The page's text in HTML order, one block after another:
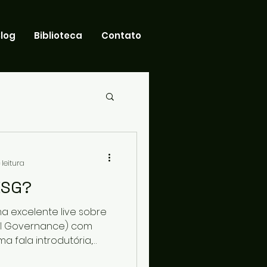
Biblioteca Contato
excelente live sobre
Governance) com
fala introdutória,
leitura